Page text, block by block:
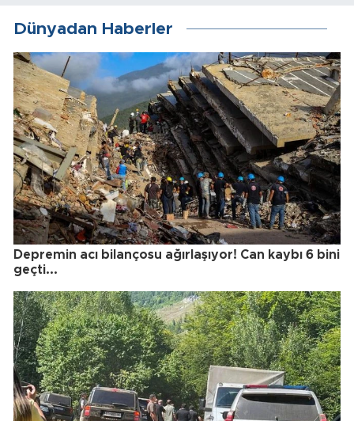
Dünyadan Haberler
Depremin acı bilançosu ağırlaşıyor! Can kaybı 6 bini
geçti...